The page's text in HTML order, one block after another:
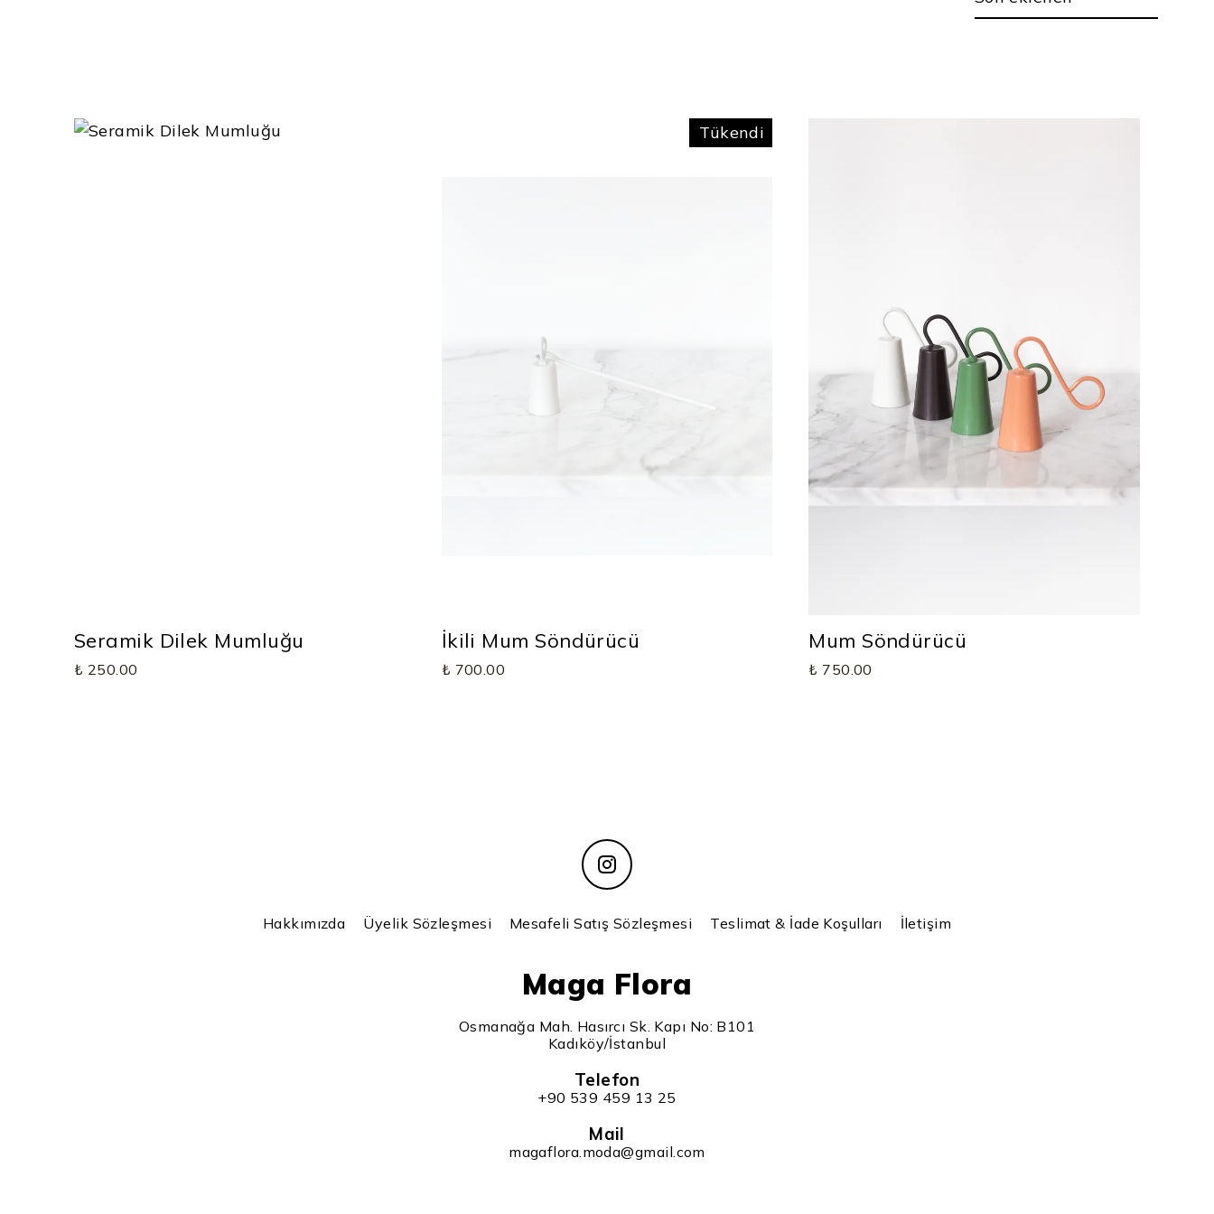
Seramik Dilek Mumluğu
₺ 250.00
Tükendi
İkili Mum Söndürücü
₺ 700.00
Mum Söndürücü
₺ 750.00
Hakkımızda Üyelik Sözleşmesi Mesafeli Satış Sözleşmesi Teslimat & İade Koşulları İletişim
Maga Flora
Osmanağa Mah. Hasırcı Sk. Kapı No: B101
Kadıköy/İstanbul
Telefon
+90 539 459 13 25
Mail
magaflora.moda@gmail.com